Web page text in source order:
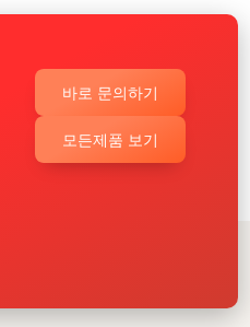
바로 문의하기
모든제품 보기